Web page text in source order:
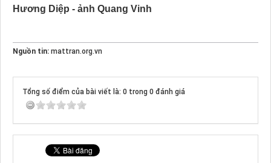
Hương Diệp - ảnh Quang Vinh
Nguồn tin: mattran.org.vn
Tổng số điểm của bài viết là: 0 trong 0 đánh giá